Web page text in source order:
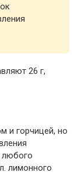
26 г,
и горчицей, но
любого
лимонного